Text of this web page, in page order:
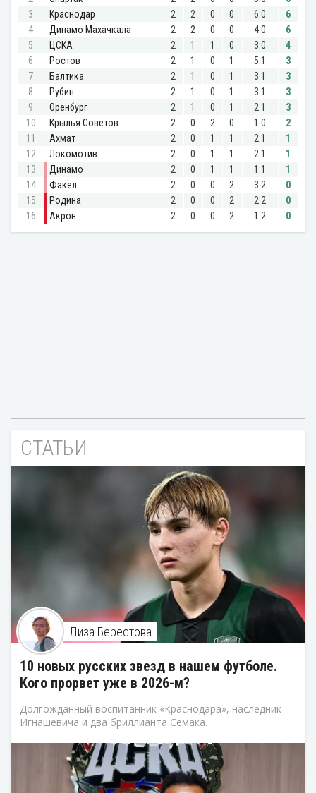
СТАТЬИ
Лиза Берестова
10 новых русских звезд в нашем футболе.
Кого прорвет уже в 2026-м?
Долгожданный воспитанник «Краснодара», наследник
Игнашевича и два бриллианта Семака.